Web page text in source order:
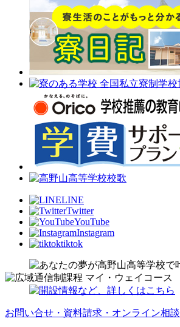
LINE
Twitter
YouTube
Instagram
tiktok
お問い合せ・資料請求・オンライン相談